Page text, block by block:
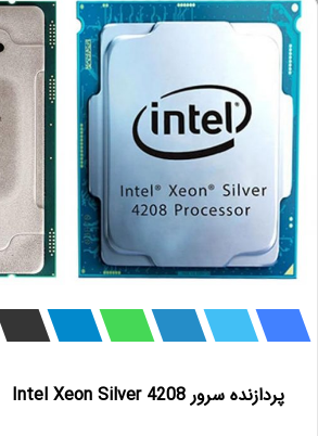
پردازنده سرور Intel Xeon Silver 4208